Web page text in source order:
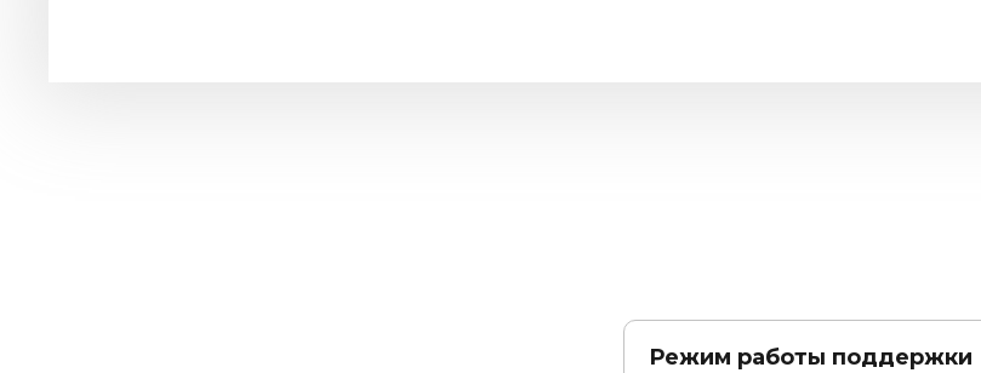
Режим работы поддержки